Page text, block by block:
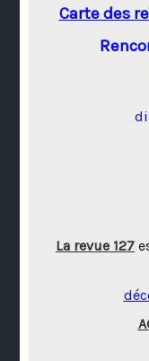
Carte des
La revue 127